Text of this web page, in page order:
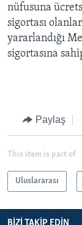
nüfusuna
sigortası
yararlandığı
sigortasına
Paylaş
This item is part of
Uluslararası